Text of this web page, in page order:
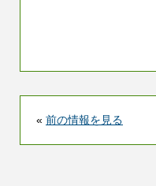
« 前の情報を見る